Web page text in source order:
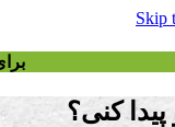
Skip
کنی؟